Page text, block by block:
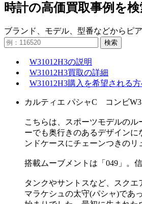
時計の高価買取事例を検
ブランド、モデル、型番などからピ
検索
W31012H3の説明
W31012H3買取の詳細
W31012H3購入を希望される
カルティエ パシャC コンビ
こちらは、スポーツモデルの
ーでも奥行きのあるデザイン
ンドケースにチェーンつきの
搭載ムーブメントは「049」。
タンクやサントスなど、スク
マラケシュの太守(パシャ)であ